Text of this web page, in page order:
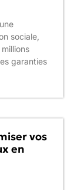
sociale,
garanties
vos
en